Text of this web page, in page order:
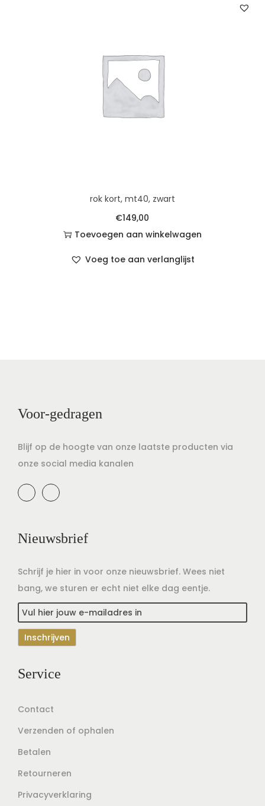
rok kort, mt40, zwart
€149,00
Toevoegen aan winkelwagen
Voeg toe aan verlanglijst
Voor-gedragen
Blijf op de hoogte van onze laatste producten via
onze social media kanalen
Nieuwsbrief
Schrijf je hier in voor onze nieuwsbrief. Wees niet
bang, we sturen er echt niet elke dag eentje.
Service
Contact
Verzenden of ophalen
Betalen
Retourneren
Privacyverklaring